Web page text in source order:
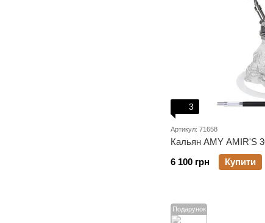
3
Артикул: 71658
Кальян AMY AMIR'S
6 100 грн
Купити
Подарунок